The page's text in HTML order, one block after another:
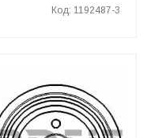
Код: 1192487-3